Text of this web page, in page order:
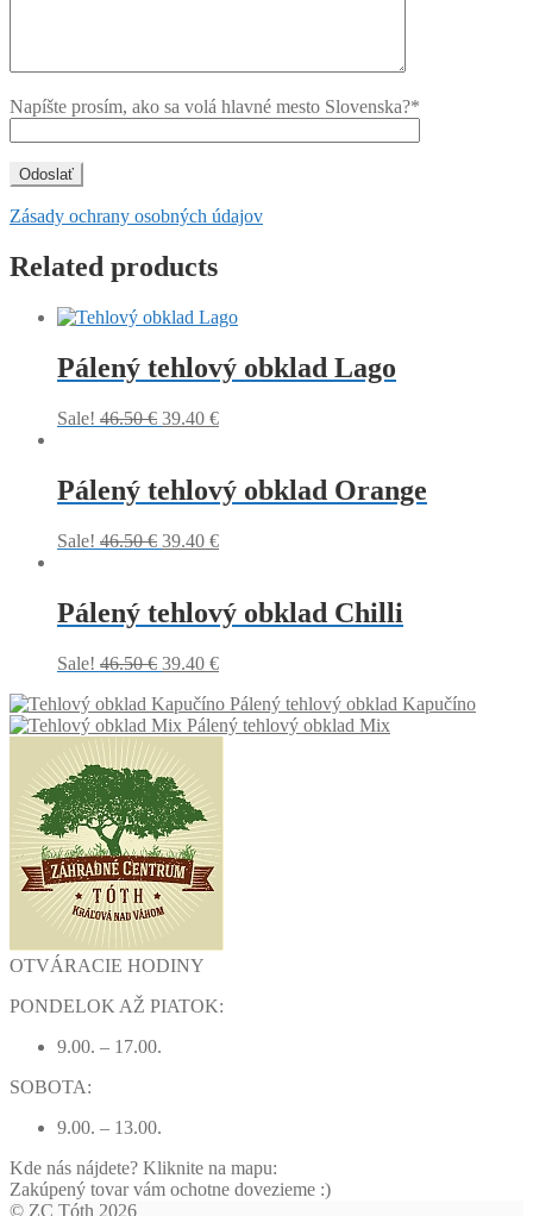
Napíšte prosím, ako sa volá hlavné mesto Slovenska?*
Zásady ochrany osobných údajov
Related products
Pálený tehlový obklad Lago
Sale! 46.50€ 39.40 €
Pálený tehlový obklad Orange
Sale! 46.50€ 39.40 €
Pálený tehlový obklad Chilli
Sale! 46.50€ 39.40 €
Pálený tehlový obklad Kapučíno
Pálený tehlový obklad Mix
OTVÁRACIE HODINY
PONDELOK AŽ PIATOK:
9.00. – 17.00.
SOBOTA:
9.00. – 13.00.
Kde nás nájdete? Kliknite na mapu:
Zakúpený tovar vám ochotne dovezieme :)
© ZC Tóth 2026